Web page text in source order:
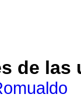
de las